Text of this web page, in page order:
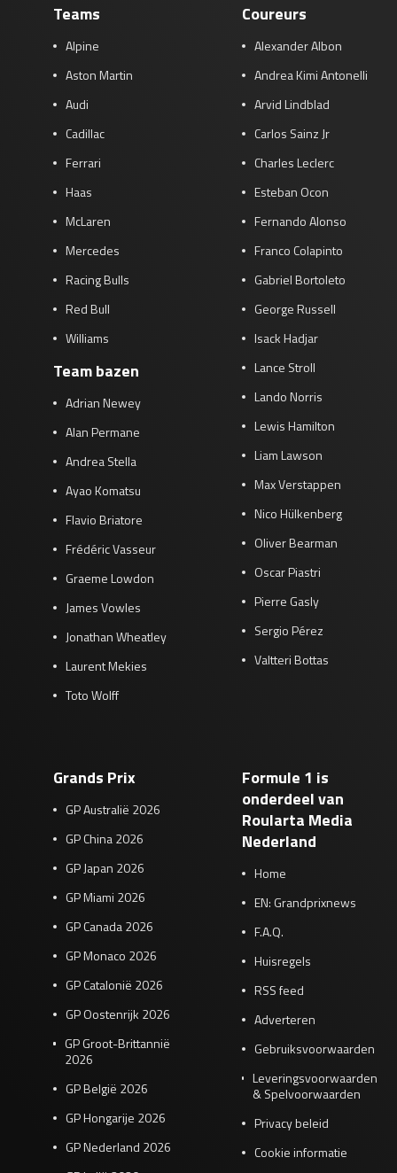
Teams
Alpine
Aston Martin
Audi
Cadillac
Ferrari
Haas
McLaren
Mercedes
Racing Bulls
Red Bull
Williams
Team bazen
Adrian Newey
Alan Permane
Andrea Stella
Ayao Komatsu
Flavio Briatore
Frédéric Vasseur
Graeme Lowdon
James Vowles
Jonathan Wheatley
Laurent Mekies
Toto Wolff
Coureurs
Alexander Albon
Andrea Kimi Antonelli
Arvid Lindblad
Carlos Sainz Jr
Charles Leclerc
Esteban Ocon
Fernando Alonso
Franco Colapinto
Gabriel Bortoleto
George Russell
Isack Hadjar
Lance Stroll
Lando Norris
Lewis Hamilton
Liam Lawson
Max Verstappen
Nico Hülkenberg
Oliver Bearman
Oscar Piastri
Pierre Gasly
Sergio Pérez
Valtteri Bottas
Grands Prix
GP Australië 2026
GP China 2026
GP Japan 2026
GP Miami 2026
GP Canada 2026
GP Monaco 2026
GP Catalonië 2026
GP Oostenrijk 2026
GP Groot-Brittannië
2026
GP België 2026
GP Hongarije 2026
GP Nederland 2026
Formule 1 is
onderdeel van
Roularta Media
Nederland
Home
EN: Grandprixnews
F.A.Q.
Huisregels
RSS feed
Adverteren
Gebruiksvoorwaarden
Leveringsvoorwaarden
& Spelvoorwaarden
Privacy beleid
Cookie informatie